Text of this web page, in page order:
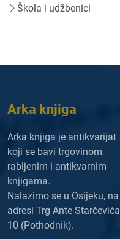
Škola i udžbenici
Arka knjiga
Arka knjiga je antikvarijat
koji se bavi trgovinom
rabljenim i antikvarnim
knjigama.
Nalazimo se u Osijeku, na
adresi Trg Ante Starčevića
10 (Pothodnik).